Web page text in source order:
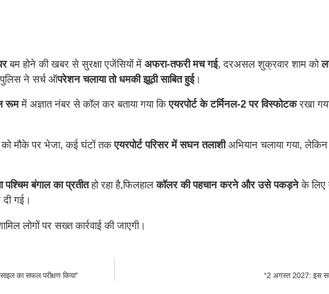
बम होने की खबर से सुरक्षा एजेंसियों में अफरा-तफरी मच गई, दरअसल शुक्रवार शाम को
ने सर्च ऑपरेशन चलाया तो धमकी झूठी साबित हुई।
रूममें अज्ञात नंबर से कॉल कर बताया गया किएयरपोर्ट के टर्मिनल-2 पर विस्फोटकरखा
मौके पर भेजा, कई घंटों तकएयरपोर्ट परिसर में सघन तलाशीअभियान चलाया गया,
बंगाल का प्रतीतहो रहा है,फिलहालकॉलर की पहचान करने और उसे पकड़नेके लिए
गई।
लोगों पर सख्त कार्रवाई की जाएगी।
का सफल परीक्षण किया” “2 अगस्त 2027: इस